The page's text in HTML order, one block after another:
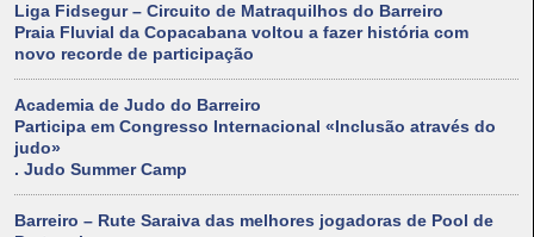
Liga Fidsegur – Circuito de Matraquilhos do Barreiro
Praia Fluvial da Copacabana voltou a fazer história com
novo recorde de participação
Academia de Judo do Barreiro
Participa em Congresso Internacional «Inclusão através do
judo»
. Judo Summer Camp
Barreiro – Rute Saraiva das melhores jogadoras de Pool de